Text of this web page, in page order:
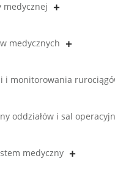
medycznej
medycznych
i monitorowania
oddziałów i sal
medyczny